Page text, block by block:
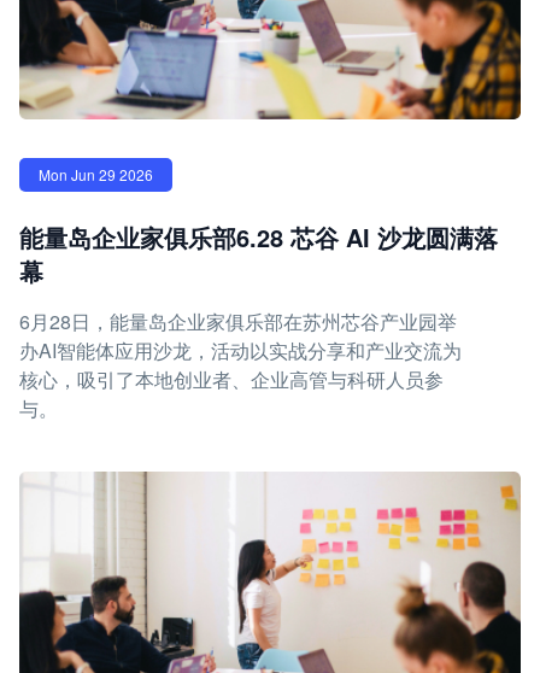
Mon Jun 29 2026
能量岛企业家俱乐部6.28 芯谷 AI 沙龙圆满落
幕
6月28日，能量岛企业家俱乐部在苏州芯谷产业园举
办AI智能体应用沙龙，活动以实战分享和产业交流为
核心，吸引了本地创业者、企业高管与科研人员参
与。